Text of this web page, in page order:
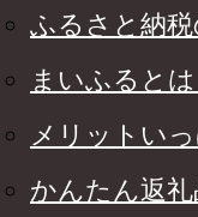
ふるさと納
まいふるとは
メリットい
かんたん返